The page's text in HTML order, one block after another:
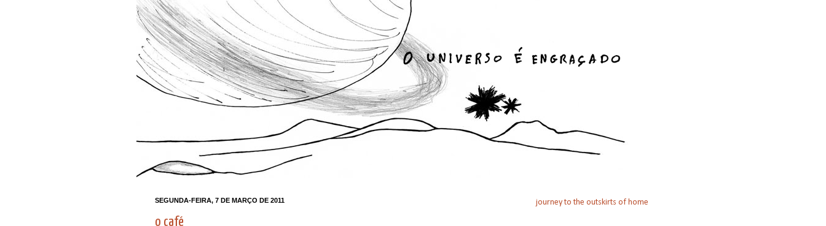
SEGUNDA-FEIRA, 7 DE MARÇO DE 2011
o café
journey to the outskirts of home